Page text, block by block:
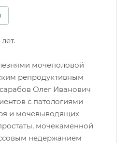
мочеполовой
репродуктивным
Олег Иванович
с патологиями
и мочевыводящих
мочекаменной
недержанием